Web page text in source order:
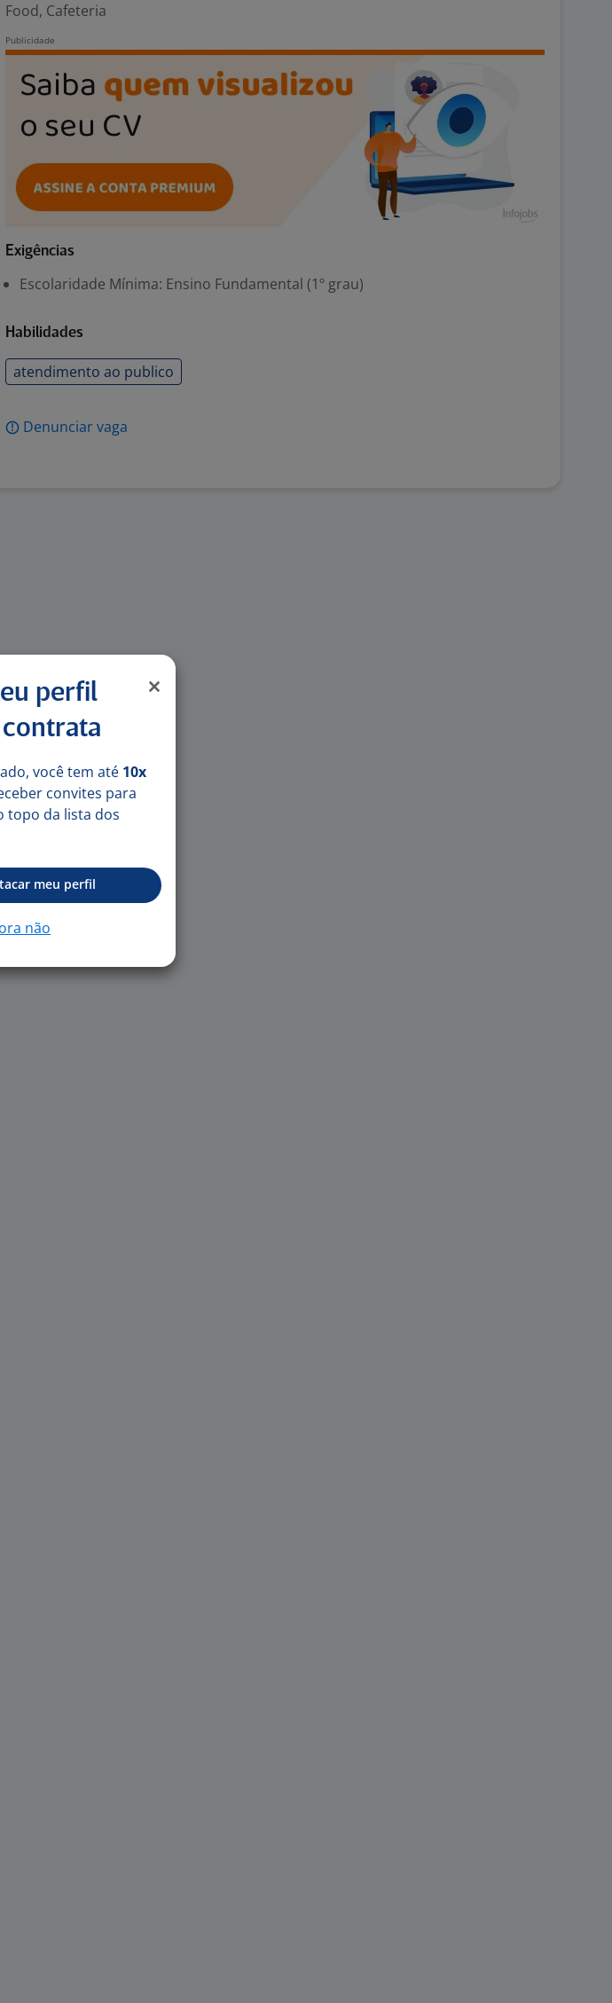
Food, Cafeteria
Exigências
Escolaridade Mínima: Ensino Fundamental (1º grau)
Habilidades
atendimento ao publico
Denunciar vaga
perfil
você tem até 10x
convites para
topo da lista dos
meu perfil
não